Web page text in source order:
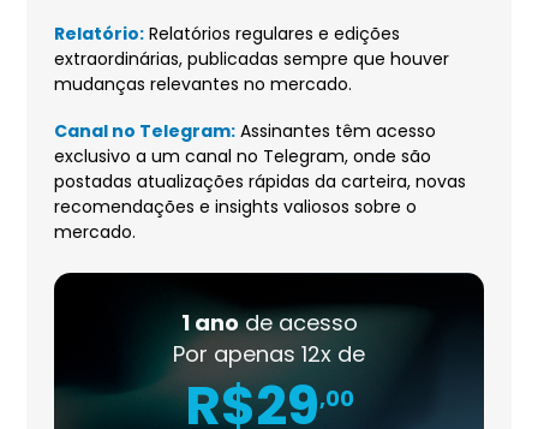
Relatório:Relatórios regulares e edições
extraordinárias, publicadas sempre que houver
mudanças relevantes no mercado.
Canal no Telegram:‍Assinantes têm acesso
exclusivo a um canal no Telegram, onde são
postadas atualizações rápidas da carteira, novas
recomendações e insights valiosos sobre o
mercado.
1 anode acesso
Por apenas 12x de
R$29,00